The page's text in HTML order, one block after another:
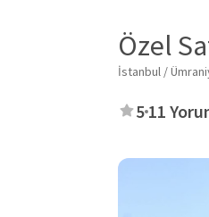
Özel
İstanbul /
5 11